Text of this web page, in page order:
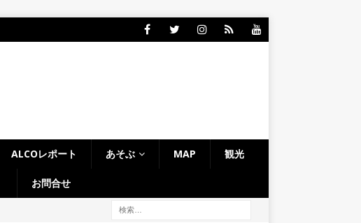
ALCOレポート あそぶ MAP 観光
お問合せ